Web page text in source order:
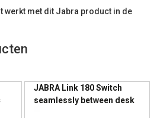
voor bronselectie
communicatiesystemen
werkt met dit Jabra product in de
JABRA Link 180 Switch
seamlessly between desk